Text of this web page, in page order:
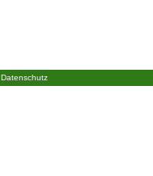
Datenschutz